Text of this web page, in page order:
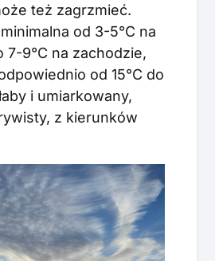
też zagrzmieć.
od 3-5°C na
7-9°C na zachodzie,
od 15°C do
i umiarkowany,
z kierunków